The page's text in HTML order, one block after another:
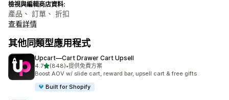
檢視與編輯商店資料:
產品、 訂單、 折扣
查看詳情
其他同類型應用程式
Upcart—Cart Drawer Cart Upsell
4.7滿分 5 顆星
(848)
共有 848 則評價
•提供免費方案
Boost AOV w/ slide cart, reward bar, upsell cart & free gifts
Built for Shopify